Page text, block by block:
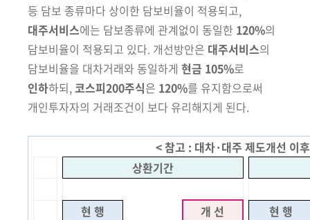
등 담보 종류마다 상이한 담보비율이 적용되고,
대주서비스에는 담보종류에 관계없이 동일한 120%의
담보비율이 적용되고 있다. 개선방안은 대주서비스의
담보비율을 대차거래와 동일하게 현금 105%로
인하하되, 코스피200주식은 120%를 유지함으로써
개인투자자의 거래조건이 보다 유리해지게 된다.
< 참고 : 대차·대주 제도개선 이
상환기간
현 행 개 선 현 행